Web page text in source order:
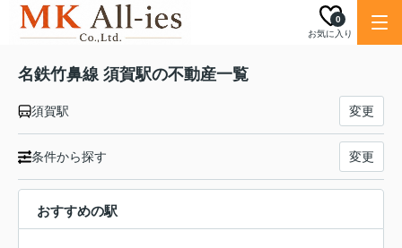
お気に入り
0
名鉄竹鼻線 須賀駅の不動産一覧
須賀駅 変更
条件から探す 変更
おすすめの駅